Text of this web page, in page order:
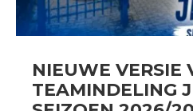
NIEUWE VERSIE
TEAMINDELING